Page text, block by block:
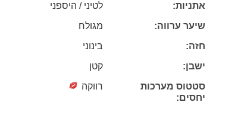
אתניות:
לטיני / היספני
שיער ערווה:
מגולח
חזה:
בינוני
ישבן:
קטן
סטטוס מערכות
יחסים:
רווקה